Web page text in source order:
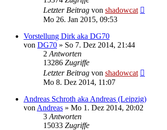
Letzter Beitrag von shadowcat
Mo 26. Jan 2015, 09:53
Vorstellung Dirk aka DG70
von DG70 » So 7. Dez 2014, 21:44
2 Antworten
13286 Zugriffe
Letzter Beitrag von shadowcat
Mo 8. Dez 2014, 11:07
Andreas Schroth aka Andreas (Leipzig)
von Andreas » Mo 1. Dez 2014, 20:02
3 Antworten
15033 Zugriffe